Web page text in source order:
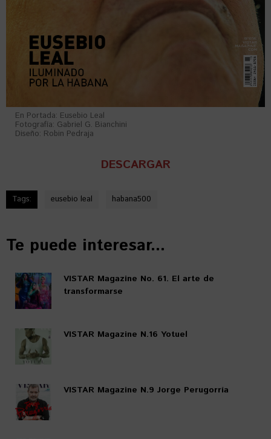
En Portada: Eusebio Leal
Fotografía: Gabriel G. Bianchini
Diseño: Robin Pedraja
DESCARGAR
Tags: eusebio leal habana500
Te puede interesar...
VISTAR Magazine No. 61. El arte de
transformarse
VISTAR Magazine N.16 Yotuel
VISTAR Magazine N.9 Jorge Perugorría